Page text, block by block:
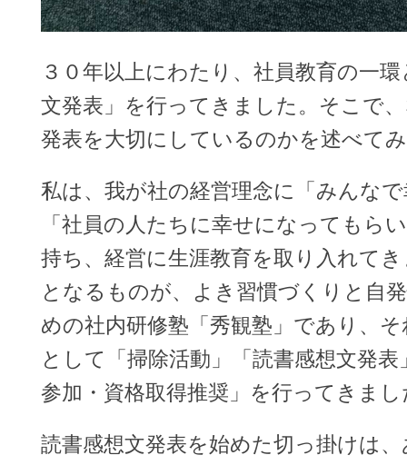
３０年以上にわたり、社員教育の一
文発表」を行ってきました。そこで
発表を大切にしているのかを述べて
私は、我が社の経営理念に「みんな
「社員の人たちに幸せになってもら
持ち、経営に生涯教育を取り入れて
となるものが、よき習慣づくりと自
めの社内研修塾「秀観塾」であり、
として「掃除活動」「読書感想文発
参加・資格取得推奨」を行ってきまし
読書感想文発表を始めた切っ掛けは